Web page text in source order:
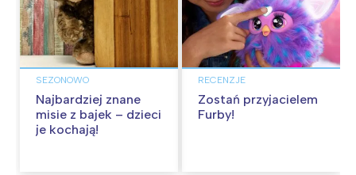
SEZONOWO
Najbardziej znane
misie z bajek – dzieci
je kochają!
RECENZJE
Zostań przyjacielem
Furby!